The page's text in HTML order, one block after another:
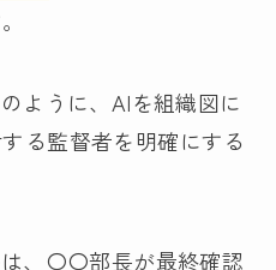
ように、AIを組織図に
る監督者を明確にする
、〇〇部長が最終確認